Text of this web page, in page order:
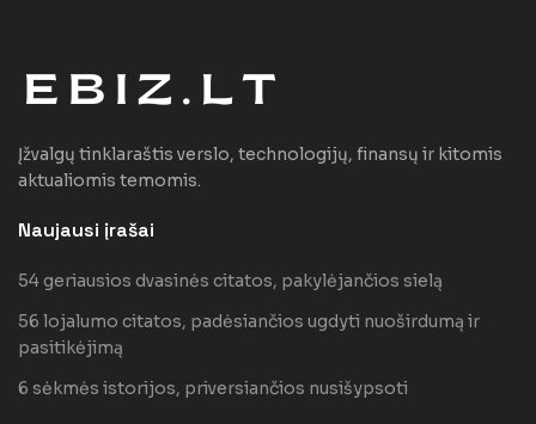
Įžvalgų tinklaraštis verslo, technologijų, finansų ir kitomis
aktualiomis temomis.
Naujausi įrašai
54 geriausios dvasinės citatos, pakylėjančios sielą
56 lojalumo citatos, padėsiančios ugdyti nuoširdumą ir
pasitikėjimą
6 sėkmės istorijos, priversiančios nusišypsoti